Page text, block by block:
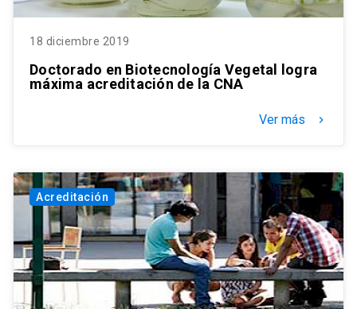
18 diciembre 2019
Doctorado en Biotecnología Vegetal logra
máxima acreditación de la CNA
Ver más keyboard_arrow_right
Acreditación